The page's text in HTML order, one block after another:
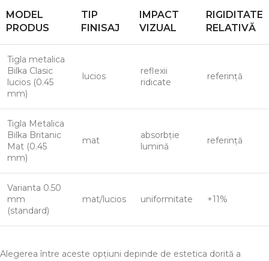
MODEL
PRODUS
TIP
FINISAJ
IMPACT
VIZUAL
RIGIDITATE
RELATIVĂ
Tigla metalica
Bilka Clasic
lucios (0.45
mm)
lucios
reflexii
ridicate
referință
Tigla Metalica
Bilka Britanic
Mat (0.45
mm)
mat
absorbție
lumină
referință
Varianta 0.50
mm
(standard)
mat/lucios uniformitate +11%
Alegerea între aceste opțiuni depinde de estetica dorită a